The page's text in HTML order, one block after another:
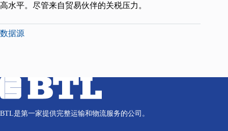
高水平。尽管来自贸易伙伴的关税压力。
数据源
BTL是第一家提供完整运输和物流服务的公司。